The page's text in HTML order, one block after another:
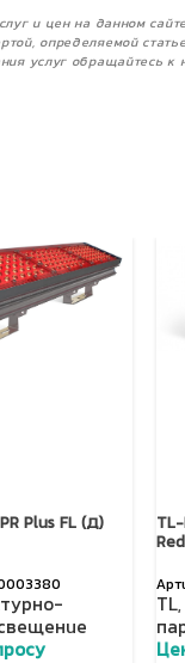
и цен на данном
определяемой
услуг обращайтесь
PR Plus FL (Д)
Red
TL,